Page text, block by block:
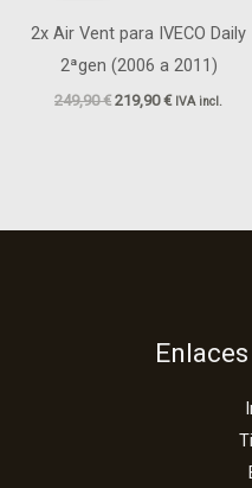
2x Air Vent para IVECO Daily
2ªgen (2006 a 2011)
249,90€
249,90 €.
219,90€
219,90 €.
IVA incl.